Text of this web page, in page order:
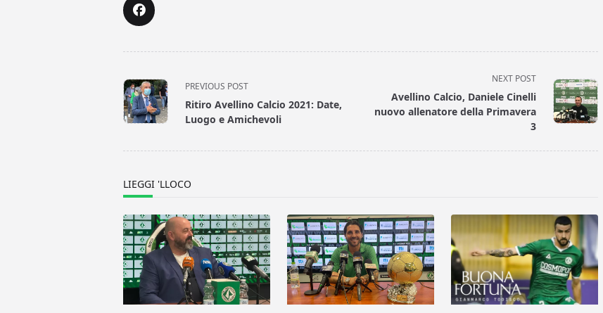
<span
class="nav-
subtitle
screen-
PREVIOUS POST
Ritiro Avellino Calcio 2021: Date,
Luogo e Amichevoli
NEXT POST
Avellino Calcio, Daniele Cinelli
nuovo allenatore della Primavera
3
LIEGGI 'LLOCO